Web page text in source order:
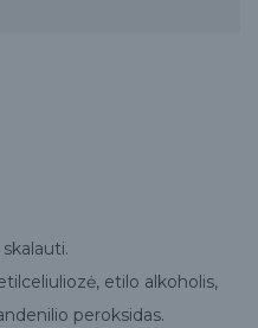
etilo alkoholis,
peroksidas.